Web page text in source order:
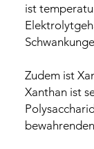
ist
Zudem ist
Xanthan ist